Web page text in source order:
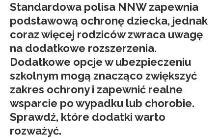
Standardowa polisa NNW zapewnia
podstawową ochronę dziecka, jednak
coraz więcej rodziców zwraca uwagę
na dodatkowe rozszerzenia.
Dodatkowe opcje w ubezpieczeniu
szkolnym mogą znacząco zwiększyć
zakres ochrony i zapewnić realne
wsparcie po wypadku lub chorobie.
Sprawdź, które dodatki warto
rozważyć.